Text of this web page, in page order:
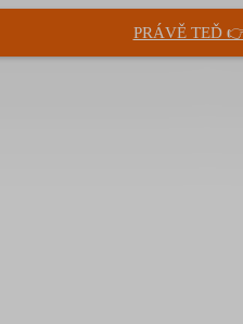
PRÁVĚ TEĎ